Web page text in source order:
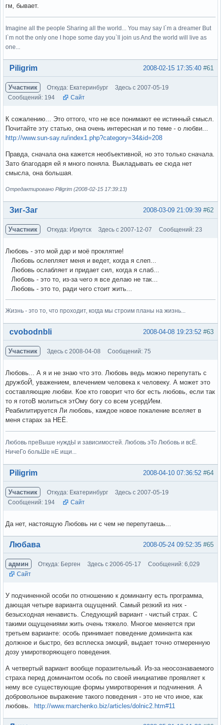
гм, бывает.
Imagine all the people Sharing all the world... You may say I`m a dreamer But
I`m not the only one I hope some day you`ll join us And the world will live as
one...
Вне форума #61
2008-02-15 17:35:40
Piligrim
Участник Откуда: Екатеринбург
Здесь с 2007-05-19
Сообщений: 194
Сайт
К сожалению... Это оттого, что не все понимают ее истинный смысл.
Почитайте эту статью, она очень интересная и по теме - о любви...
http://www.sun-say.ru/index1.php?category=34&id=208
Правда, сначала она кажется необъективной, но это только сначала.
Зато благодаря ей я много поняла. Выкладывать ее сюда нет
смысла, она большая.
Отредактировано Piligrim (2008-02-15 17:39:13)
Вне форума #62
2008-03-09 21:09:39
Зиг-Заг
Участник Откуда: Иркутск Здесь с 2007-12-07 Сообщений: 23
Любовь - это мой дар и моё проклятие!
Любовь ослепляет меня и ведет, когда я слеп...
Любовь ослабляет и придает сил, когда я слаб...
Любовь - это то, из-за чего я все делаю не так...
Любовь - это то, ради чего стоит жить...
Жизнь - это то, что проходит, когда мы строим планы на жизнь...
Вне форума #63
2008-04-08 19:23:52
cvobodnbli
Участник Здесь с 2008-04-08 Сообщений: 75
Любовь... А я и не знаю что это. Любовь ведь можно перепутать с
дружбоЙ, уважением, влечением человека к человеку. А может это
составляющие любви. Кое кто говорит что бог есть любовь, если так
то я готоВ молиться этОму богу со всем усердИем.
Реабилитируется Ли любовь, каждое новое покаление вселяет в
меня старах за НЕЁ.
Любовь преВыше нуждЫ и зависимостей. Любовь эТо Любовь и всЁ.
НичеГо больШе нЕ ищи...
Вне форума #64
2008-04-10 07:36:52
Piligrim
Участник Откуда: Екатеринбург
Здесь с 2007-05-19
Сообщений: 194
Сайт
Да нет, настоящую Любовь ни с чем не перепутаешь...
Вне форума #65
2008-05-24 09:52:35
Любава
админ Откуда: Берген Здесь с 2006-05-17
Сообщений: 6,029
Сайт
У подчиненной особи по отношению к доминанту есть программа,
дающая четыре варианта ощущений. Самый резкий из них -
безысходная ненависть. Следующий вариант - чистый страх. С
такими ощущениями жить очень тяжело. Многое меняется при
третьем варианте: особь принимает поведение доминанта как
должное и быстро, без всплеска эмоций, выдает точно отмеренную
дозу умиротворяющего поведения.
А четвертый вариант вообще поразительный. Из-за неосознаваемого
страха перед доминантом особь по своей инициативе проявляет к
нему все существующие формы умиротворения и подчинения. А
добровольное выражение такого поведения - это не что иное, как
любовь.
http://www.marchenko.biz/articles/dolnic2.htm#11